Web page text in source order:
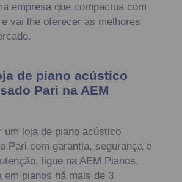
empresa que compactua com
vai lhe oferecer as melhores
de piano acústico
Pari na AEM
um loja de piano acústico
Pari com garantia, segurança e
ligue na AEM Pianos.
em pianos há mais de 3